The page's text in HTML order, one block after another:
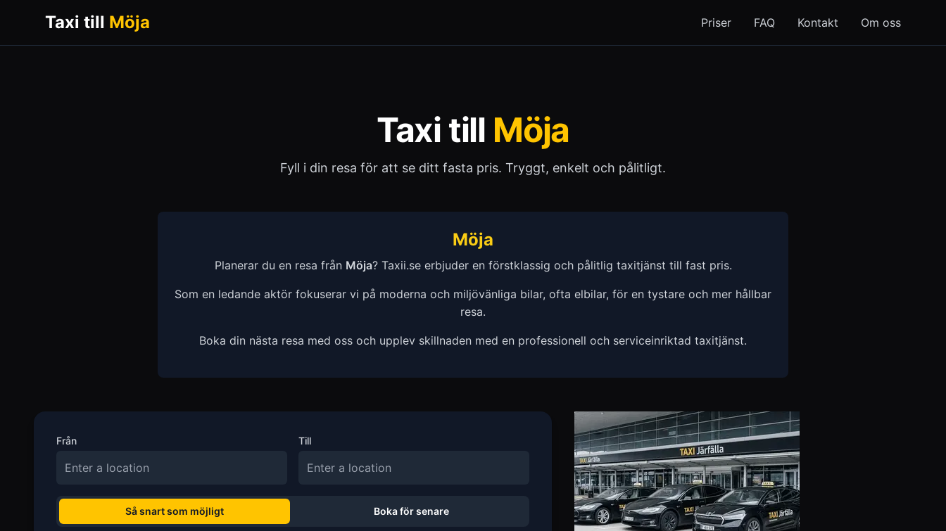
Taxi till Möja Priser FAQ Kontakt Om oss
Taxi till Möja
Fyll i din resa för att se ditt fasta pris. Tryggt, enkelt och pålitligt.
Möja
Planerar du en resa från Möja? Taxii.se erbjuder en förstklassig och pålitlig taxitjänst till fast pris.
Som en ledande aktör fokuserar vi på moderna och miljövänliga bilar, ofta elbilar, för en tystare och mer hållbar
resa.
Boka din nästa resa med oss och upplev skillnaden med en professionell och serviceinriktad taxitjänst.
Från Till
Så snart som möjligt Boka för senare